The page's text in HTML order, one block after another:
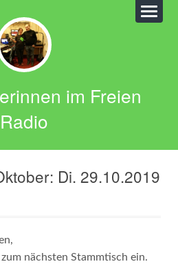
im Freien
Radio
Di. 29.10.2019
nächsten Stammtisch ein.